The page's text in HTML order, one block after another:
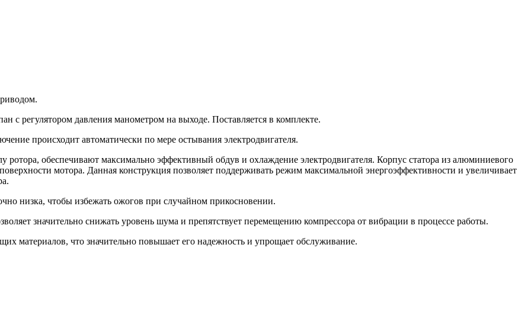
с регулятором давления манометром на выходе. Поставляется в комплекте.
происходит автоматически по мере остывания электродвигателя.
ротора, обеспечивают максимально эффективный обдув и охлаждение электродвигателя. Корпус статора из алюминиевого
мотора. Данная конструкция позволяет поддерживать режим максимальной энергоэффективности и увеличивает
низка, чтобы избежать ожогов при случайном прикосновении.
значительно снижать уровень шума и препятствует перемещению компрессора от вибрации в процессе работы.
материалов, что значительно повышает его надежность и упрощает обслуживание.